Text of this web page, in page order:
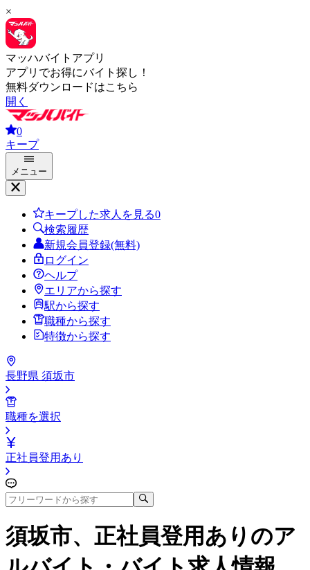
×
マッハバイトアプリ
アプリでお得にバイト探し！
無料ダウンロードはこちら
開く
0
キープ
メニュー
キープした求人を見る0
検索履歴
新規会員登録(無料)
ログイン
ヘルプ
エリアから探す
駅から探す
職種から探す
特徴から探す
長野県 須坂市
職種を選択
正社員登用あり
須坂市、正社員登用あり のア